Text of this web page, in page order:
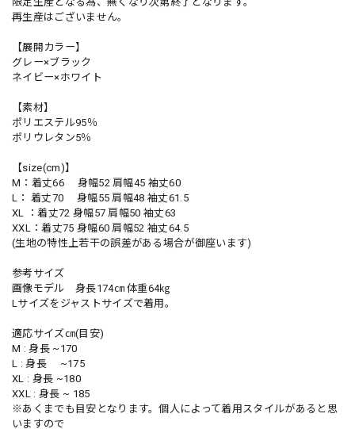
再生産はございません。
【展開カラー】
グレー×ブラック
ネイビー×ホワイト
【素材】
ポリエステル95％
ポリウレタン5％
【size(cm)】
M：着丈66 身幅52 肩幅45 袖丈60
L： 着丈70 身幅55 肩幅48 袖丈61.5
XL ：着丈72 身幅57 肩幅50 袖丈63
XXL：着丈75 身幅60 肩幅52 袖丈64.5
(生地の特性上若干の誤差がある場合が御座います)
参考サイズ
画像モデル 身長174㎝ 体重64㎏
Lサイズをジャストサイズで着用。
適応サイズ㎝(目安)
M : 身長 ~170
L : 身長 ~175
XL : 身長 ~180
XXL : 身長 ~ 185
※あくまでも目安となります。個人によって着用スタイルがあると思
いますので